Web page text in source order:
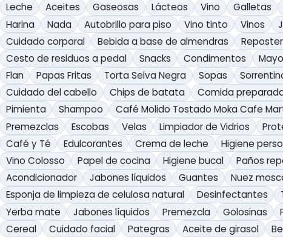
Leche Aceites Gaseosas Lácteos Vino Galletas
Harina
Nada Autobrillo para piso Vino tinto Vinos
Cuidado corporal
Bebida a base de almendras
Cesto de residuos a pedal
Snacks Condimentos
Flan
Papas Fritas Torta Selva Negra Sopas
Cuidado del cabello
Chips de batata Comida
Pimienta
Shampoo Café Molido Tostado Moka Cafe
Premezclas
Escobas Velas Limpiador de Vidrios
Café y Té
Edulcorantes Crema de leche Higiene
Vino Colosso
Papel de cocina Higiene bucal Paños
Acondicionador
Jabones líquidos Guantes Nuez
Esponja de limpieza de celulosa natural
Desinfectantes
Yerba mate
Jabones líquidos Premezcla Golosinas
Cereal
Cuidado facial Pategras Aceite de girasol